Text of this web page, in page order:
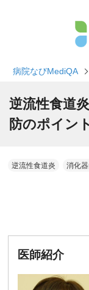
病院なびMediQA
逆流性食道
防のポイン
逆流性食道炎 消化
医師紹介